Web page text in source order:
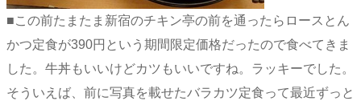
■この前たまたま新宿のチキン亭の前を通ったらロースとん
かつ定食が390円という期間限定価格だったので食べてきま
した。牛丼もいいけどカツもいいですね。ラッキーでした。
そういえば、前に写真を載せたバラカツ定食って最近ずっと